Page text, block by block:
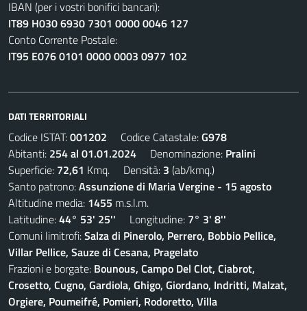
IBAN (per i vostri bonifici bancari):
IT89 H030 6930 7301 0000 0046 127
Conto Corrente Postale:
IT95 E076 0101 0000 0003 0977 102
DATI TERRITORIALI
Codice ISTAT:001202 Codice Catastale:G978
Abitanti: 254 al 01.01.2024 Denominazione: Pralini
Superficie: 72,61 Kmq. Densità: 3 (ab/kmq.)
Santo patrono:Assunzione di Maria Vergine - 15 agosto
Altitudine media: 1455 m.s.l.m.
Latitudine:44° 53' 25'' Longitudine: 7° 3' 8''
Comuni limitrofi:Salza di Pinerolo, Perrero, Bobbio Pellice,
Villar Pellice, Sauze di Cesana, Pragelato
Frazioni e borgate: Bounous, Campo Del Clot, Ciabrot,
Crosetto, Cugno, Gardiola, Ghigo, Giordano, Indritti, Malzat,
Orgiere, Poumeifré, Pomieri, Rodoretto, Villa